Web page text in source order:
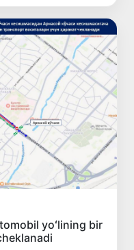
yoʻlining bir